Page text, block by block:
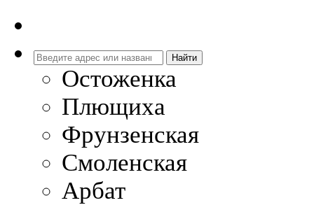
Остоженка
Плющиха
Фрунзенская
Смоленская
Арбат